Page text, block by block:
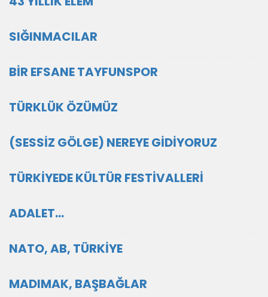
SIĞINMACILAR
BİR EFSANE TAYFUNSPOR
TÜRKLÜK ÖZÜMÜZ
(SESSİZ GÖLGE) NEREYE GİDİYORUZ
TÜRKİYEDE KÜLTÜR FESTİVALLERİ
ADALET…
NATO, AB, TÜRKİYE
MADIMAK, BAŞBAĞLAR